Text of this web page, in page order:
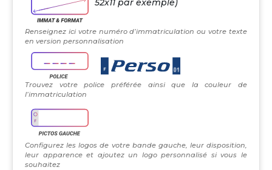
52x11 par exemple)
Renseignez ici votre numéro d’immatriculation ou votre texte
en version personnalisation
Trouvez votre police préférée ainsi que la couleur de
l’immatriculation
Configurez les logos de votre bande gauche, leur disposition,
leur apparence et ajoutez un logo personnalisé si vous le
souhaitez